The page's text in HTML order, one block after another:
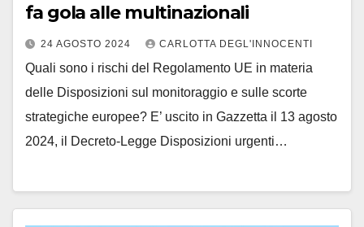
fa gola alle multinazionali
24 AGOSTO 2024 CARLOTTA DEGL'INNOCENTI
Quali sono i rischi del Regolamento UE in materia
delle Disposizioni sul monitoraggio e sulle scorte
strategiche europee? E’ uscito in Gazzetta il 13 agosto
2024, il Decreto-Legge Disposizioni urgenti…